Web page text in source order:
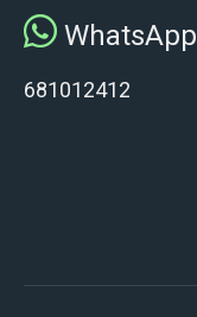
WhatsApp
681012412